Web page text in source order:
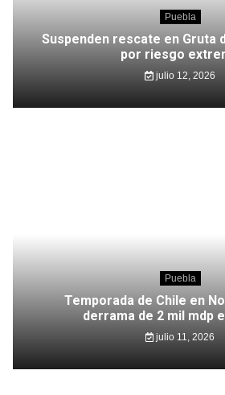
Puebla
Suspenden rescate en Gruta
por riesgo
julio 12, 2026
Puebla
Temporada de Chile en
derrama de 2 mil mdp
julio 11, 2026